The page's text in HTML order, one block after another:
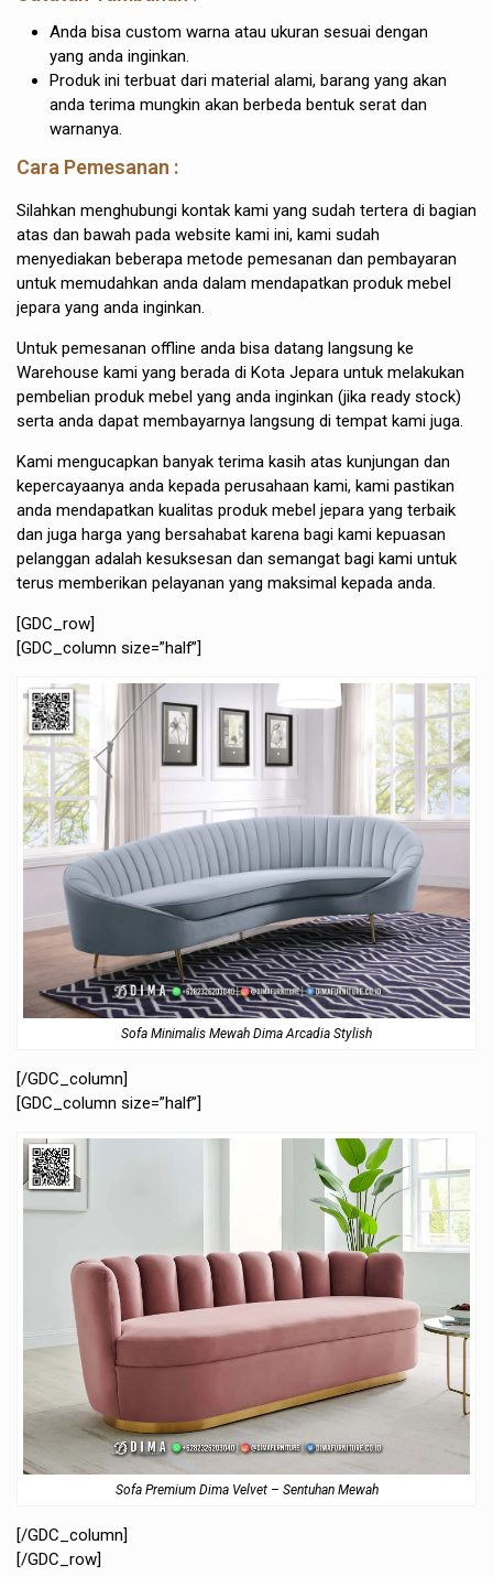
Anda bisa custom warna atau ukuran sesuai dengan
yang anda inginkan.
Produk ini terbuat dari material alami, barang yang akan
anda terima mungkin akan berbeda bentuk serat dan
warnanya.
Cara Pemesanan :
Silahkan menghubungi kontak kami yang sudah tertera di bagian
atas dan bawah pada website kami ini, kami sudah
menyediakan beberapa metode pemesanan dan pembayaran
untuk memudahkan anda dalam mendapatkan produk mebel
jepara yang anda inginkan.
Untuk pemesanan offline anda bisa datang langsung ke
Warehouse kami yang berada di Kota Jepara untuk melakukan
pembelian produk mebel yang anda inginkan (jika ready stock)
serta anda dapat membayarnya langsung di tempat kami juga.
Kami mengucapkan banyak terima kasih atas kunjungan dan
kepercayaanya anda kepada perusahaan kami, kami pastikan
anda mendapatkan kualitas produk mebel jepara yang terbaik
dan juga harga yang bersahabat karena bagi kami kepuasan
pelanggan adalah kesuksesan dan semangat bagi kami untuk
terus memberikan pelayanan yang maksimal kepada anda.
[GDC_row]
[GDC_column size=”half”]
Sofa Minimalis Mewah Dima Arcadia Stylish
[/GDC_column]
[GDC_column size=”half”]
Sofa Premium Dima Velvet – Sentuhan Mewah
[/GDC_column]
[/GDC_row]